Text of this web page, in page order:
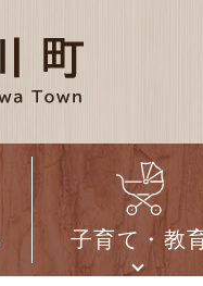
子育て・教